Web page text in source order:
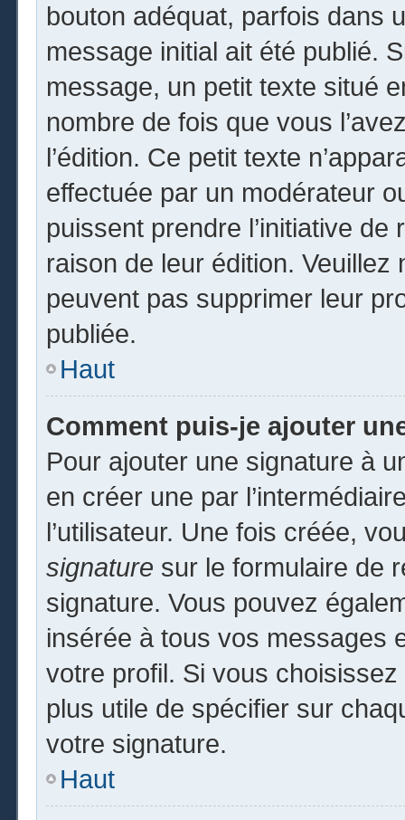
bouton adéquat, parfois dans
message initial ait été publié.
message, un petit texte situé
nombre de fois que vous
l’édition. Ce petit texte
effectuée par un modérateur
puissent prendre l’initiative
raison de leur édition.
peuvent pas supprimer leur
publiée.
Haut
Comment puis-je ajouter
Pour ajouter une signature à
en créer une par
l’utilisateur. Une fois créée,
signature sur le formulaire de
signature. Vous pouvez
insérée à tous vos messages
votre profil. Si vous
plus utile de spécifier sur
votre signature.
Haut